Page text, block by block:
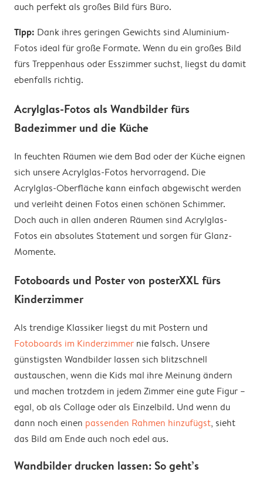
auch perfekt als großes Bild fürs Büro.
Tipp: Dank ihres geringen Gewichts sind Aluminium-
Fotos ideal für große Formate. Wenn du ein großes Bild
fürs Treppenhaus oder Esszimmer suchst, liegst du damit
ebenfalls richtig.
Acrylglas-Fotos als Wandbilder fürs
Badezimmer und die Küche
In feuchten Räumen wie dem Bad oder der Küche eignen
sich unsere Acrylglas-Fotos hervorragend. Die
Acrylglas-Oberfläche kann einfach abgewischt werden
und verleiht deinen Fotos einen schönen Schimmer.
Doch auch in allen anderen Räumen sind Acrylglas-
Fotos ein absolutes Statement und sorgen für Glanz-
Momente.
Fotoboards und Poster von posterXXL fürs
Kinderzimmer
Als trendige Klassiker liegst du mit Postern und
Fotoboards im Kinderzimmer nie falsch. Unsere
günstigsten Wandbilder lassen sich blitzschnell
austauschen, wenn die Kids mal ihre Meinung ändern
und machen trotzdem in jedem Zimmer eine gute Figur –
egal, ob als Collage oder als Einzelbild. Und wenn du
dann noch einen passenden Rahmen hinzufügst, sieht
das Bild am Ende auch noch edel aus.
Wandbilder drucken lassen: So geht’s